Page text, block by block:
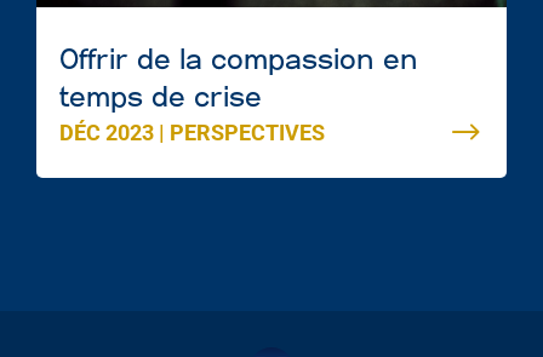
Offrir de la compassion en
temps de crise
DÉC 2023 | PERSPECTIVES